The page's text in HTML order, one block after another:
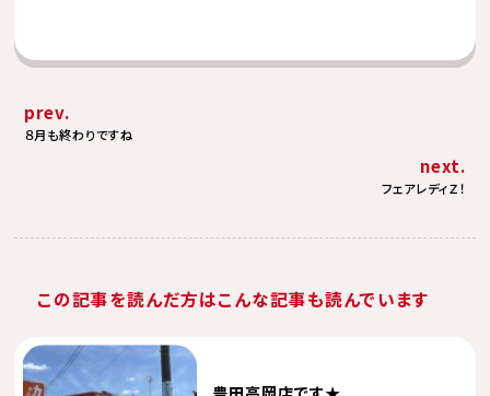
prev.
８月も終わりですね
next.
フェアレディＺ！
この記事を読んだ方はこんな記事も読んでいます